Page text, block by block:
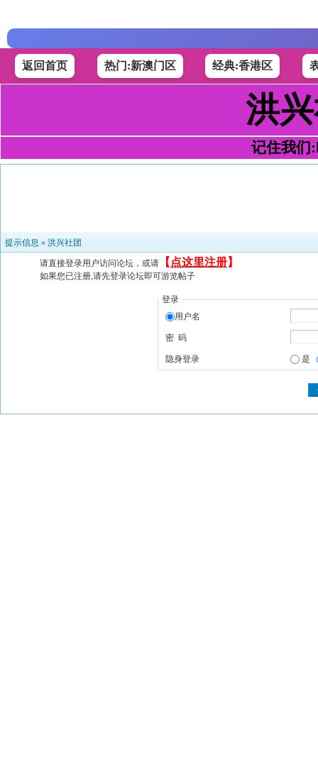
返回首页 热门:新澳门区 经典:香港区
洪
记住我们
提示信息 » 洪兴社团
请直接登录用户访问论坛，或请 【 点这里注册】
如果您已注册,请先登录论坛即可游览帖子
登录
用户名
密 码
隐身登录 是